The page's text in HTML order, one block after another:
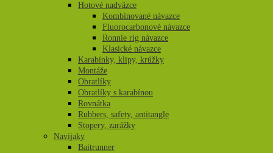
Hotové nadväzce
Kombinované návazce
Fluorocarbonové návazce
Ronnie rig návazce
Klasické návazce
Karabínky, klipy, krúžky
Montáže
Obratlíky
Obratlíky s karabínou
Rovnátka
Rubbers, safety, antitangle
Stopery, zarážky
Navijaky
Baitrunner